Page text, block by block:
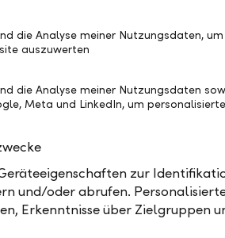
mittels Mobile Banking App.
können Sie hier Ihre
können Sie als Kunde
sperren, eine
Dank Push-
immer auf dem aktuellen
der Geoblocking-
oder Debitkarte weltweit
Banking der LLB ist die ideale
im Blick zu behalten.
die Analyse meiner Nutzungsdaten,
auszuwerten
die Analyse meiner Nutzungsdaten
Meta und LinkedIn, um
zur
und/oder abrufen.
Erkenntnisse über Zielgruppen